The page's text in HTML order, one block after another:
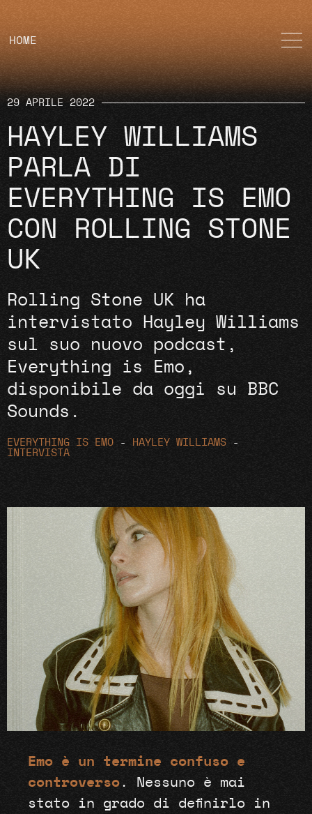
HOME
29 APRILE 2022
HAYLEY WILLIAMS
PARLA DI
EVERYTHING IS EMO
CON ROLLING STONE
UK
Rolling Stone UK ha
intervistato Hayley Williams
sul suo nuovo podcast,
Everything is Emo,
disponibile da oggi su BBC
Sounds.
EVERYTHING IS EMO - HAYLEY WILLIAMS -
INTERVISTA
Emo è un termine confuso e
controverso. Nessuno è mai
stato in grado di definirlo in